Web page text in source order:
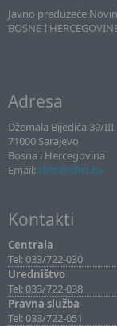
Javno preduzeće
BOSNE I
Adresa
Džemala Bijedića 39/III
71000 Sarajevo
Bosna i Hercegovina
Email: sllist@sllist.ba
Kontakti
Centrala
Tel: 033/722-030
Uredništvo
Tel: 033/722-038
Pravna služba
Tel: 033/722-051